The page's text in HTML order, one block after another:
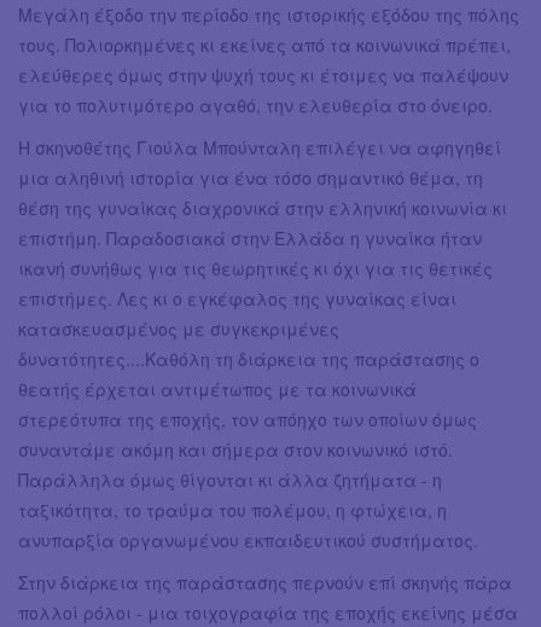
Μεγάλη έξοδο την περίοδο της ιστορικής εξόδου της πόλης
τους. Πολιορκημένες κι εκείνες από τα κοινωνικά πρέπει,
ελεύθερες όμως στην ψυχή τους κι έτοιμες να παλέψουν
για το πολυτιμότερο αγαθό, την ελευθερία στο όνειρο.
Η σκηνοθέτης Γιούλα Μπούνταλη επιλέγει να αφηγηθεί
μια αληθινή ιστορία για ένα τόσο σημαντικό θέμα, τη
θέση της γυναίκας διαχρονικά στην ελληνική κοινωνία κι
επιστήμη. Παραδοσιακά στην Ελλάδα η γυναίκα ήταν
ικανή συνήθως για τις θεωρητικές κι όχι για τις θετικές
επιστήμες. Λες κι ο εγκέφαλος της γυναίκας είναι
κατασκευασμένος με συγκεκριμένες
δυνατότητες....Καθόλη τη διάρκεια της παράστασης ο
θεατής έρχεται αντιμέτωπος με τα κοινωνικά
στερεότυπα της εποχής, τον απόηχο των οποίων όμως
συναντάμε ακόμη και σήμερα στον κοινωνικό ιστό.
Παράλληλα όμως θίγονται κι άλλα ζητήματα - η
ταξικότητα, το τραύμα του πολέμου, η φτώχεια, η
ανυπαρξία οργανωμένου εκπαιδευτικού συστήματος.
Στην διάρκεια της παράστασης περνούν επί σκηνής πάρα
πολλοί ρόλοι - μια τοιχογραφία της εποχής εκείνης μέσα